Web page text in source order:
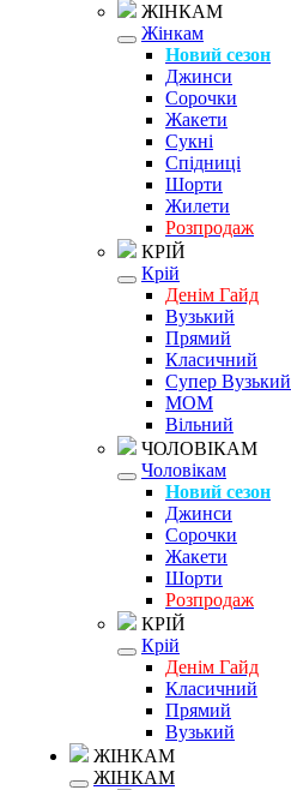
ЖІНКАМ
Жінкам
Новий сезон
Джинси
Сорочки
Жакети
Сукні
Спідниці
Шорти
Жилети
Розпродаж
КРІЙ
Крій
Денім Гайд
Вузький
Прямий
Класичний
Супер Вузький
MOM
Вільний
ЧОЛОВІКАМ
Чоловікам
Новий сезон
Джинси
Сорочки
Жакети
Шорти
Розпродаж
КРІЙ
Крій
Денім Гайд
Класичний
Прямий
Вузький
ЖІНКАМ
ЖІНКАМ